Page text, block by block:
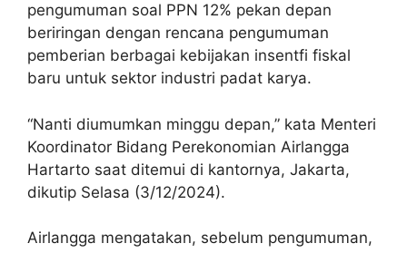
pengumuman soal PPN 12% pekan depan
beriringan dengan rencana pengumuman
pemberian berbagai kebijakan insentfi fiskal
baru untuk sektor industri padat karya.
“Nanti diumumkan minggu depan,” kata Menteri
Koordinator Bidang Perekonomian Airlangga
Hartarto saat ditemui di kantornya, Jakarta,
dikutip Selasa (3/12/2024).
Airlangga mengatakan, sebelum pengumuman,